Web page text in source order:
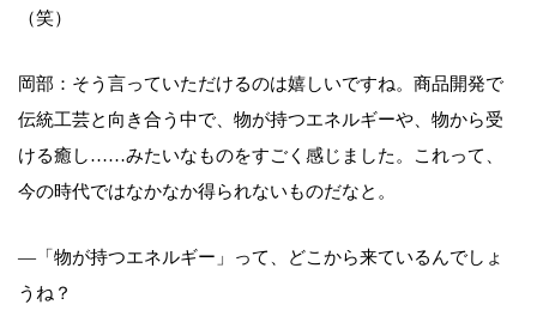
（笑）
岡部：そう言っていただけるのは嬉しいですね。商品開発で
伝統工芸と向き合う中で、物が持つエネルギーや、物から受
ける癒し……みたいなものをすごく感じました。これって、
今の時代ではなかなか得られないものだなと。
—「物が持つエネルギー」って、どこから来ているんでしょ
うね？